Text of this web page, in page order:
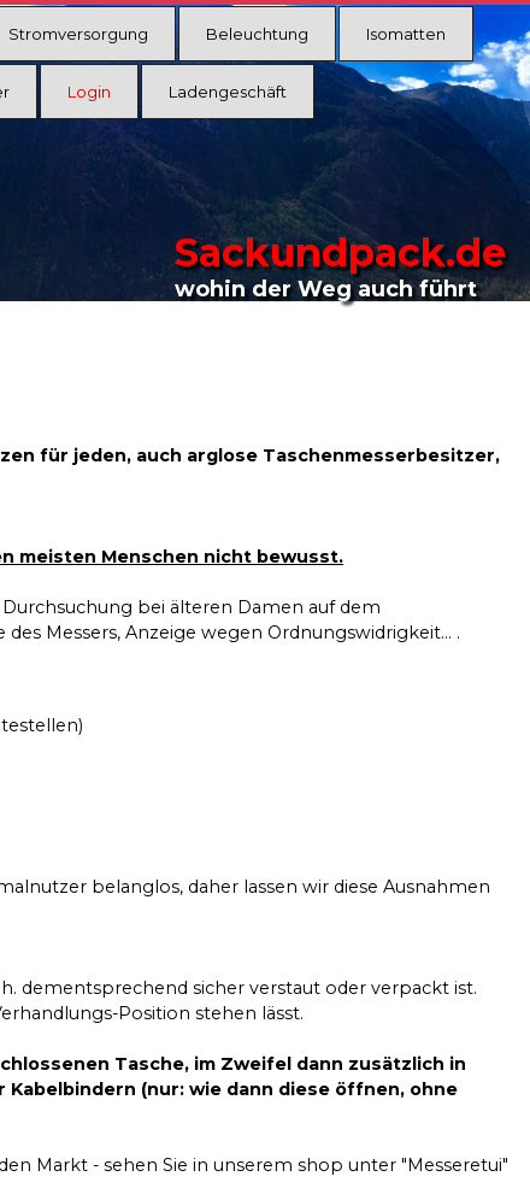
Stromversorgung Beleuchtung Isomatten
Login Ladengeschäft
Sackundpack.de
wohin der Weg auch führt
für jeden, auch arglose Taschenmesserbesitzer,
meisten Menschen nicht bewusst.
bei älteren Damen auf dem
Messers, Anzeige wegen Ordnungswidrigkeit... .
belanglos, daher lassen wir diese Ausnahmen
dementsprechend sicher verstaut oder verpackt ist.
Position stehen lässt.
Tasche, im Zweifel dann zusätzlich in
(nur: wie dann diese öffnen, ohne
Markt - sehen Sie in unserem shop unter "Messeretui"